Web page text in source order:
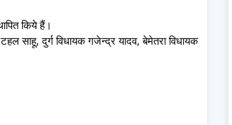
किये हैं।
साहू, दुर्ग विधायक गजेन्द्र यादव, बेमेतरा विधायक